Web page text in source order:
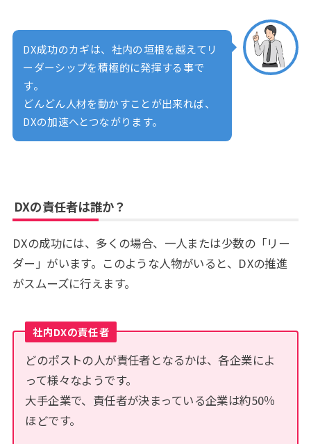
DX成功のカギは、社内の垣根を越えてリ
ーダーシップを積極的に発揮する事で
す。
どんどん人材を動かすことが出来れば、
DXの加速へとつながります。
DXの責任者は誰か？
DXの成功には、多くの場合、一人または少数の「リー
ダー」がいます。このような人物がいると、DXの推進
がスムーズに行えます。
社内DXの責任者
どのポストの人が責任者となるかは、各企業によ
って様々なようです。
大手企業で、責任者が決まっている企業は約50％
ほどです。